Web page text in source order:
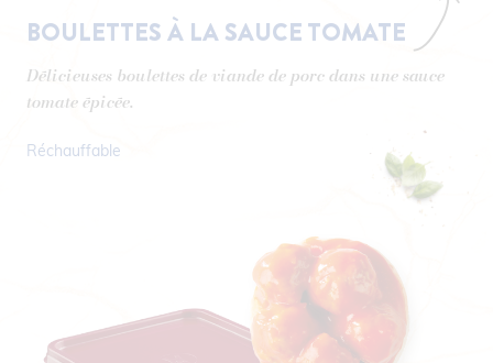
BOULETTES À LA SAUCE TOMATE
Délicieuses boulettes de viande de porc dans une sauce
tomate épicée.
Réchauffable